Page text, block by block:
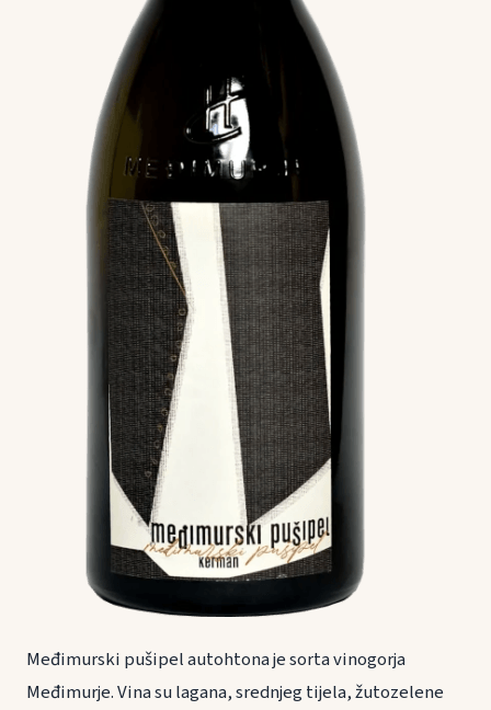
Međimurski pušipel autohtona je sorta vinogorja
Međimurje. Vina su lagana, srednjeg tijela, žutozelene